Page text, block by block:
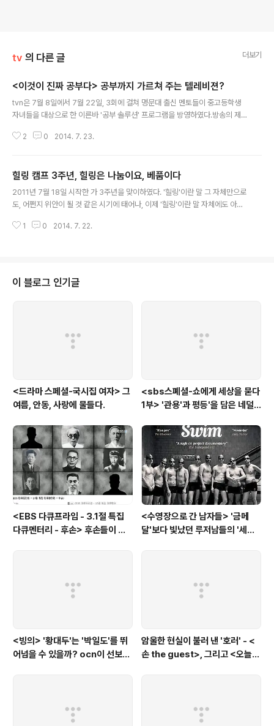
tv 의 다른 글 더보기
<이것이 진짜 공부다> 공부까지 가르쳐 주는 텔레비젼?
tvn은 7월 8일에서 7월 22일, 3회에 걸쳐 명문대 출신 멘토들이 중고등학생
자녀들을 대상으로 한 이른바 '공부 솔루션' 프로그램을 방영하였다.방송의 제
던 강연회였으며, 2013년 12월 같은 제목의 책으로 출간된 바 있다. 이 강연회
렉스'의 이병훈, 의 저자이자, '데이스터디'의 박철범이다. 강연과 달리, 프로그
램은 이들 이른바 '호모 아카데미쿠스'라 불리는 이들 멘토들의 지원 아래, 공부
열들아 세 명을 선정하여, 이들이 일정 시간 동안 변화된 모습을 담..
2 0 2014. 7. 23.
힐링 캠프 3주년, 힐링은 나눔이요, 베품이다
2011년 7월 18일 시작한 가 3주년을 맞이하였다. '힐링'이란 말 그 자체만으로
도, 어쩐지 위안이 될 것 같은 시기에 태어나, 이제 '힐링'이란 말 자체에도 아무
위로도 될 수 없는 고단한 시대까지 3년이란 시간이 흘렀다. 그렇게 시대적 감
특집의 초대 손님일까? 의아한 마음을 지울 수 없다. 간간히 예능 프로그램의 게
스트로, mc로 등장하는 그녀의 남편 차인표 덕분에 신애라는 그..
1 0 2014. 7. 22.
이 블로그 인기글
<드라마 스페셜-국시집 여자> 그
여름, 안동, 사랑에 물들다.
<sbs스폐셜-쇼에게 세상을 묻다
1부> '관용'과 평등'을 담은 네덜
<EBS 다큐프라임 - 3.1절 특집
다큐멘터리 - 후손> 후손들이 말
<수영장으로 간 남자들> '금메
달'보다 빛났던 루저남들의 '세라
<빙의> '황대두'는 '박일도'를 뛰
어넘을 수 있을까? ocn이 선보인
암울한 현실이 불러 낸 '호러' - <
손 the guest>, 그리고 <오늘의